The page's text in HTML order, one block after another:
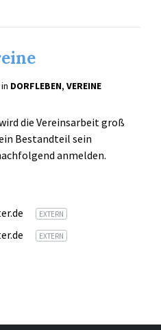
in DORFLEBEN, VEREINE
die Vereinsarbeit groß
Bestandteil sein
anmelden.
EXTERN
EXTERN